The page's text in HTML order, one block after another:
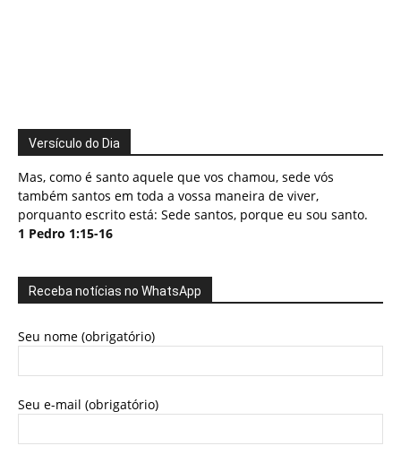
Versículo do Dia
Mas, como é santo aquele que vos chamou, sede vós
também santos em toda a vossa maneira de viver,
porquanto escrito está: Sede santos, porque eu sou santo.
1 Pedro 1:15-16
Receba notícias no WhatsApp
Seu nome (obrigatório)
Seu e-mail (obrigatório)